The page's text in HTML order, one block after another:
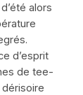
alors
d’esprit
de tee-